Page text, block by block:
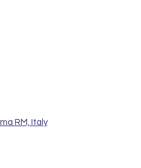
RM, Italy